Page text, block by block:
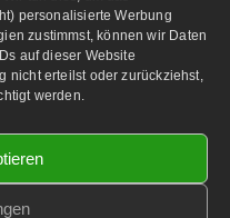
personalisierte Werbung
zustimmst, können wir Daten
auf dieser Website
nicht erteilst oder zurückziehst,
werden.